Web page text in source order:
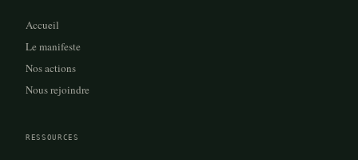
Accueil
Le manifeste
Nos actions
Nous rejoindre
RESSOURCES